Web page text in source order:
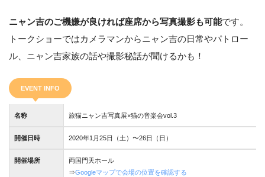
ニャン吉のご機嫌が良ければ座席から写真撮影も可能です。
トークショーではカメラマンからニャン吉の日常やパトロー
ル、ニャン吉家族の話や撮影秘話が聞けるかも！
EVENT INFO
名称 旅猫ニャン吉写真展×猫の音楽会vol.3
開催日時 2020年1月25日（土）〜26日（日）
開催場所
両国門天ホール
⇒Googleマップで会場の位置を確認する